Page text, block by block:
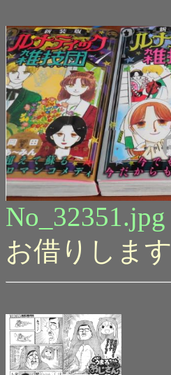
No_32351.jpg
お借りします